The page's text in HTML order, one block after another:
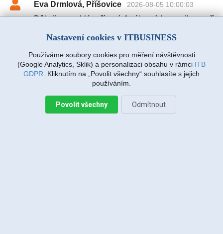
Eva Drmlová, Příšovice 2026-08-05 10:00:03
Děkuji za rychlé vyřízení. A výbornà komunikace při
Martin Vanda, Bakov nad Jizerou
2026-08-04 20:33:07
Jiří Sadílek, Liberec 2026-08-03 20:08:43
Nastavení cookies v ITBUSINESS
Používáme soubory cookies pro měření návštěvnosti
(Google Analytics, Sklik) a personalizaci obsahu v rámci ITB
GDPR . Kliknutím na „Povolit všechny“ souhlasíte s jejich
používáním.
Povolit všechny Odmítnout